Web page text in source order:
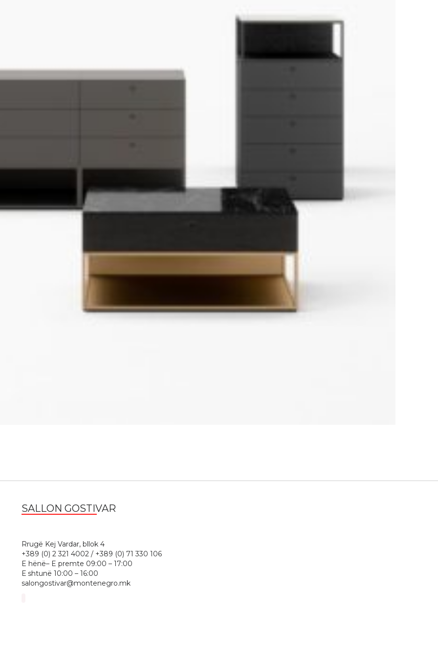
SALLON GOSTIVAR
Rrugë Kej Vardar, bllok 4
+389 (0) 2 321 4002 / +389 (0) 71 330 106
E hënë– E premte 09:00 – 17:00
Е shtunë 10:00 – 16:00
salongostivar@montenegro.mk